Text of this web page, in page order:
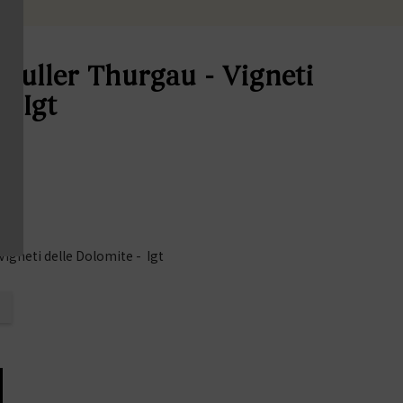
Thurgau - Vigneti
Igt
delle Dolomite - Igt